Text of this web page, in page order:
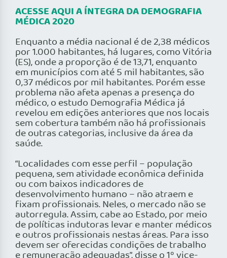
ACESSE AQUI A ÍNTEGRA DA DEMOGRAFIA
MÉDICA 2020
Enquanto a média nacional é de 2,38 médicos
por 1.000 habitantes, há lugares, como Vitória
(ES), onde a proporção é de 13,71, enquanto
em municípios com até 5 mil habitantes, são
0,37 médicos por mil habitantes. Porém esse
problema não afeta apenas a presença do
médico, o estudo Demografia Médica já
revelou em edições anteriores que nos locais
sem cobertura também não há profissionais
de outras categorias, inclusive da área da
saúde.
“Localidades com esse perfil – população
pequena, sem atividade econômica definida
ou com baixos indicadores de
desenvolvimento humano – não atraem e
fixam profissionais. Neles, o mercado não se
autorregula. Assim, cabe ao Estado, por meio
de políticas indutoras levar e manter médicos
e outros profissionais nestas áreas. Para isso
devem ser oferecidas condições de trabalho